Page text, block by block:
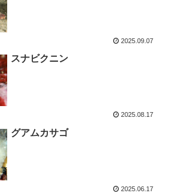
2025.09.07
スナビクニン
2025.08.17
グアムカサゴ
2025.06.17